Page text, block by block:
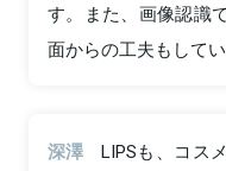
す。また、画像認識
面からの工夫もしてい
深澤
LIPSも、コス